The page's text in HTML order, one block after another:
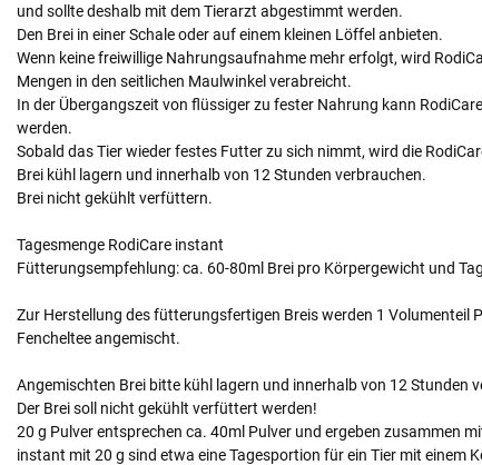
und sollte deshalb mit dem Tierarzt abgestimmt werden.
Den Brei in einer Schale oder auf einem kleinen Löffel anbieten.
Wenn keine freiwillige Nahrungsaufnahme mehr erfolgt, wird
Mengen in den seitlichen Maulwinkel verabreicht.
In der Übergangszeit von flüssiger zu fester Nahrung kann
werden.
Sobald das Tier wieder festes Futter zu sich nimmt, wird die
Brei kühl lagern und innerhalb von 12 Stunden verbrauchen.
Brei nicht gekühlt verfüttern.
Tagesmenge RodiCare instant
Fütterungsempfehlung: ca. 60-80ml Brei pro Körpergewicht und Tag
Zur Herstellung des fütterungsfertigen Breis werden 1 Volumenteil
Fencheltee angemischt.
Angemischten Brei bitte kühl lagern und innerhalb von 12 Stunden
Der Brei soll nicht gekühlt verfüttert werden!
20 g Pulver entsprechen ca. 40ml Pulver und ergeben zusammen
instant mit 20 g sind etwa eine Tagesportion für ein Tier mit einem